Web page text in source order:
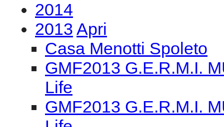
GMF2013 G.E.R.M.I.
Life
14/12/2013 ASS. Cul.
Incontri al Museo
8° festival
GMF2013 G.E.R.M.I.